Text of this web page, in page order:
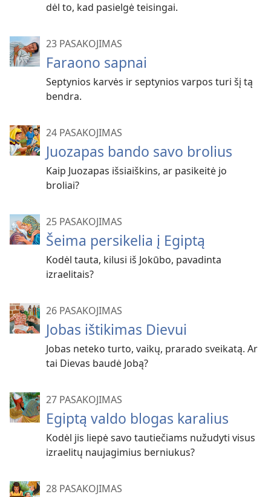
dėl to, kad pasielgė teisingai.
23 PASAKOJIMAS
Faraono sapnai
Septynios karvės ir septynios varpos turi šį tą
bendra.
24 PASAKOJIMAS
Juozapas bando savo brolius
Kaip Juozapas išsiaiškins, ar pasikeitė jo
broliai?
25 PASAKOJIMAS
Šeima persikelia į Egiptą
Kodėl tauta, kilusi iš Jokūbo, pavadinta
izraelitais?
26 PASAKOJIMAS
Jobas ištikimas Dievui
Jobas neteko turto, vaikų, prarado sveikatą. Ar
tai Dievas baudė Jobą?
27 PASAKOJIMAS
Egiptą valdo blogas karalius
Kodėl jis liepė savo tautiečiams nužudyti visus
izraelitų naujagimius berniukus?
28 PASAKOJIMAS